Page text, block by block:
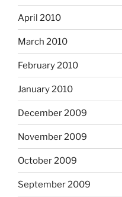
April 2010
March 2010
February 2010
January 2010
December 2009
November 2009
October 2009
September 2009